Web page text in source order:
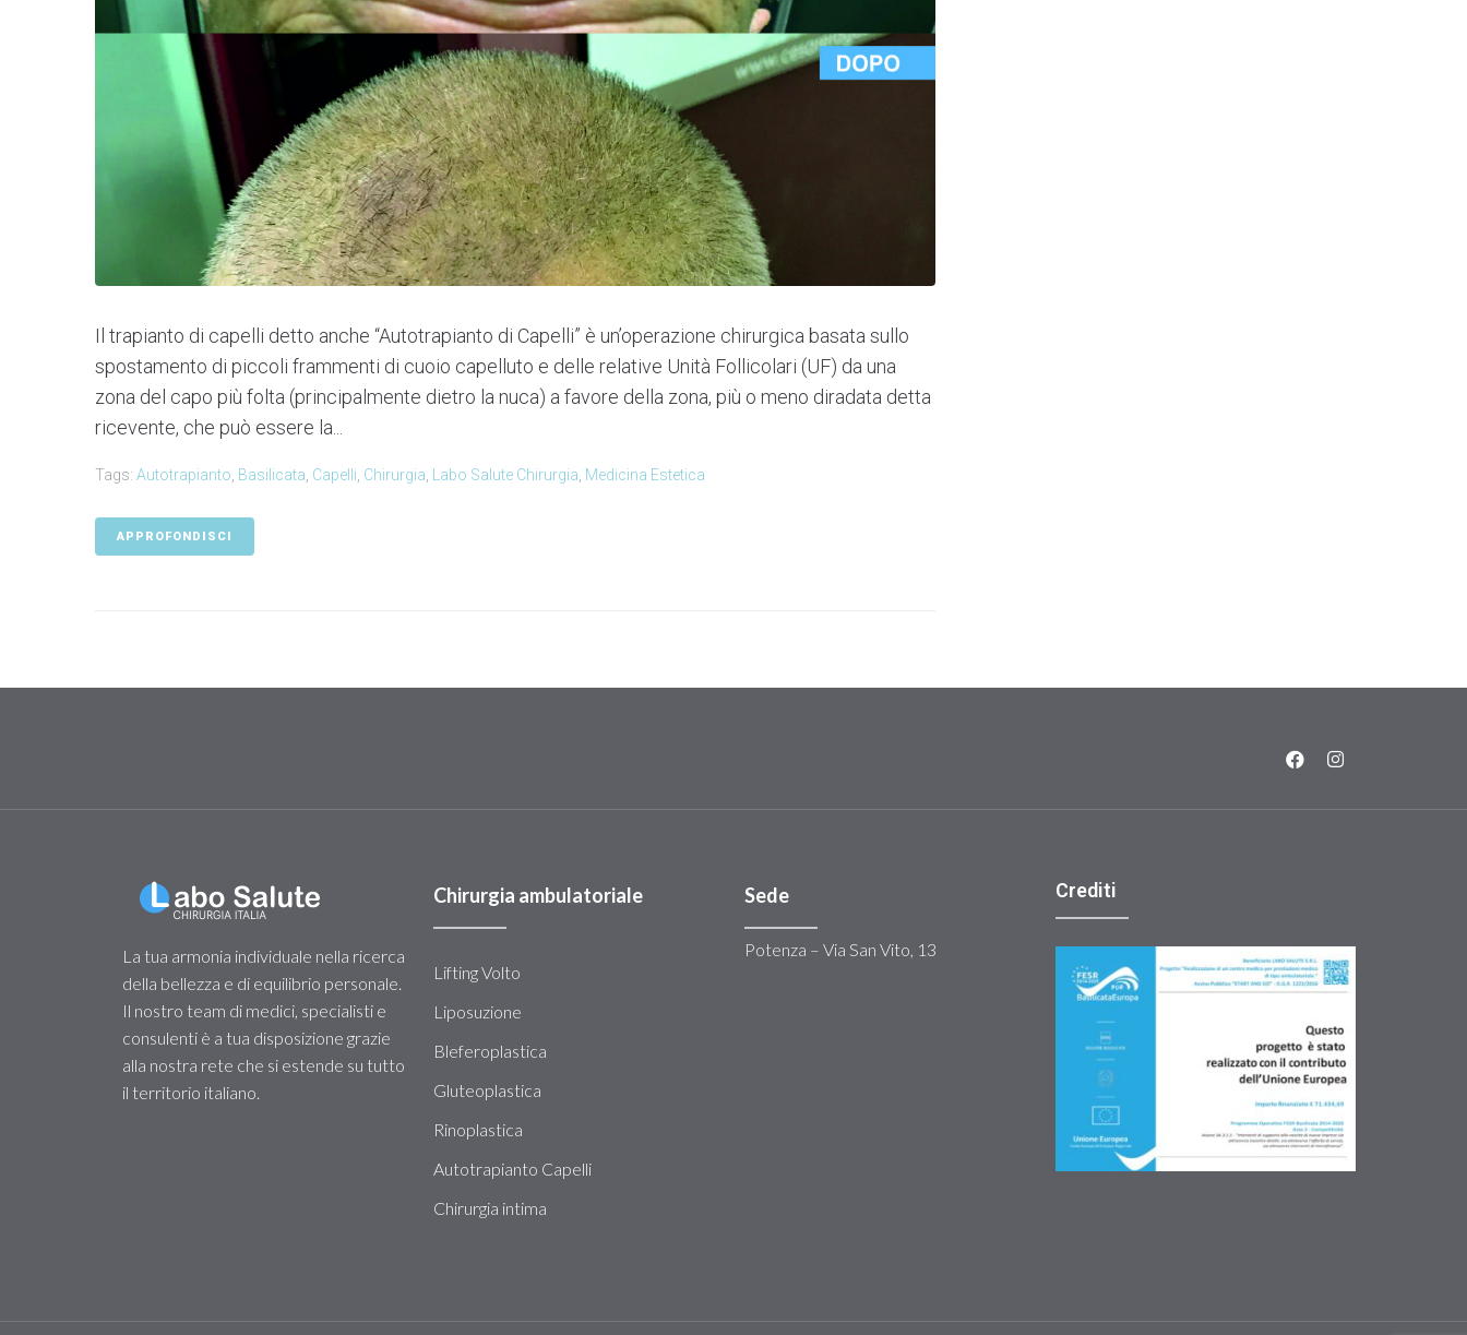
Il trapianto di capelli detto anche “Autotrapianto di Capelli” è un’operazione chirurgica basata sullo
spostamento di piccoli frammenti di cuoio capelluto e delle relative Unità Follicolari (UF) da una
zona del capo più folta (principalmente dietro la nuca) a favore della zona, più o meno diradata detta
ricevente, che può essere la...
Tags: Autotrapianto Basilicata Capelli Chirurgia Labo Salute Chirurgia Medicina Estetica
APPROFONDISCI
La tua armonia individuale nella ricerca
della bellezza e di equilibrio personale.
Il nostro team di medici, specialisti e
consulenti è a tua disposizione grazie
alla nostra rete che si estende su tutto
il territorio italiano.
Chirurgia ambulatoriale
Lifting Volto
Liposuzione
Bleferoplastica
Gluteoplastica
Rinoplastica
Autotrapianto Capelli
Chirurgia intima
Sede
Potenza – Via San Vito, 13
Crediti